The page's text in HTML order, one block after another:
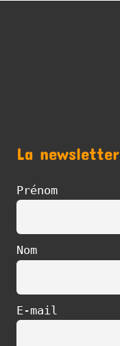
La newsletter
Prénom
Nom
E-mail